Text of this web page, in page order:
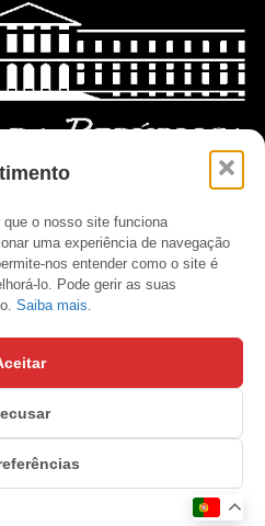
o nosso site funciona
uma experiência de navegação
nos entender como o site é
lo. Pode gerir as suas
Saiba mais.